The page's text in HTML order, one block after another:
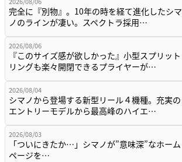
完全に『別物』。10年の時を経て進化したシマ
ノのラインが凄い。スペクトラ採用…
2026/08/06
『このサイズ感が欲しかった』小型スプリット
リングも楽々開閉できるプライヤーが…
2026/08/04
シマノから登場する新型リール４機種。充実の
エントリーモデルから最高峰のハイエ…
2026/08/03
「ついにきたか…」シマノが”意味深”なホーム
ページを…